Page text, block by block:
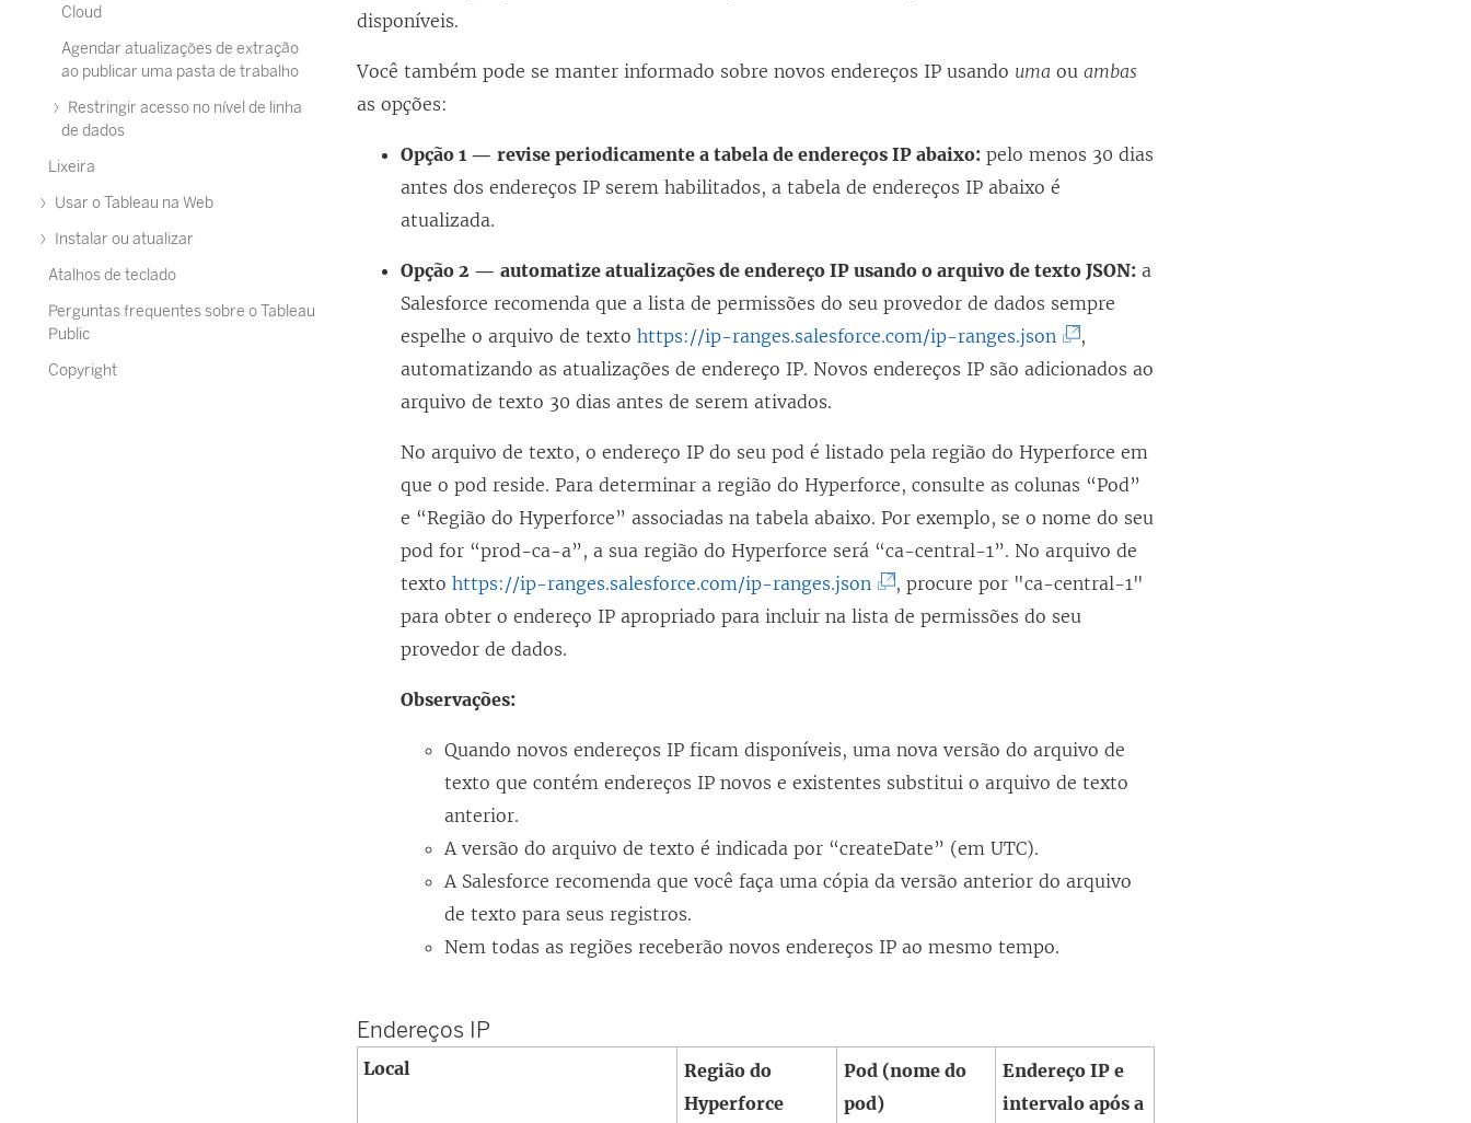
Cloud
Agendar atualizações de extração
ao publicar uma pasta de trabalho
Restringir acesso no nível de linha
de dados
Lixeira
Usar o Tableau na Web
Instalar ou atualizar
Atalhos de teclado
Perguntas frequentes sobre o Tableau
Public
Copyright
disponíveis.
Você também pode se manter informado sobre novos endereços IP usando uma ouambas
as opções:
Opção 1 — revise periodicamente a tabela de endereços IP abaixo: pelo menos 30 dias
antes dos endereços IP serem habilitados, a tabela de endereços IP abaixo é
atualizada.
Opção 2 — automatize atualizações de endereço IP usando o arquivo de texto JSON: a
Salesforce recomenda que a lista de permissões do seu provedor de dados sempre
espelhe o arquivo de textohttps://ip-ranges.salesforce.com/ip-ranges.json (
O
o
v
a
e
,
automatizando as atualizações de endereço IP. Novos endereços IP são adicionados ao
arquivo de texto 30 dias antes de serem ativados.
No arquivo de texto, o endereço IP do seu pod é listado pela região do Hyperforce em
que o pod reside. Para determinar a região do Hyperforce, consulte as colunas “Pod”
e “Região do Hyperforce” associadas na tabela abaixo. Por exemplo, se o nome do seu
pod for “prod-ca-a”, a sua região do Hyperforce será “ca-central-1”. No arquivo de
textohttps://ip-ranges.salesforce.com/ip-ranges.json (
O
k
a
r
e
m
v
a
j
, procure por "ca-central-1"
para obter o endereço IP apropriado para incluir na lista de permissões do seu
provedor de dados.
Observações:
Quando novos endereços IP ficam disponíveis, uma nova versão do arquivo de
texto que contém endereços IP novos e existentes substitui o arquivo de texto
anterior.
A versão do arquivo de texto é indicada por “createDate” (em UTC).
A Salesforce recomenda que você faça uma cópia da versão anterior do arquivo
de texto para seus registros.
Nem todas as regiões receberão novos endereços IP ao mesmo tempo.
Endereços IP
Local
Região do
Hyperforce
Pod (nome do
pod)
Endereço IP e
intervalo após a